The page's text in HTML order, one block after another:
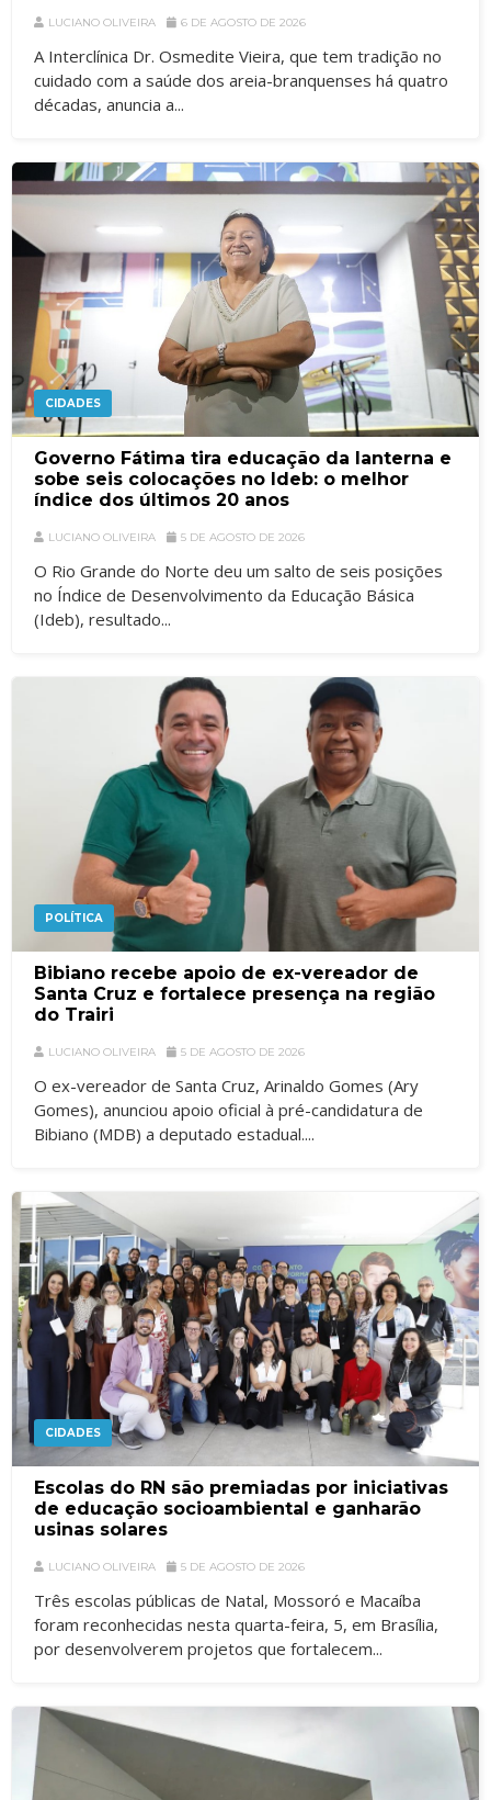
LUCIANO OLIVEIRA 6 DE AGOSTO DE 2026
A Interclínica Dr. Osmedite Vieira, que tem tradição no
cuidado com a saúde dos areia-branquenses há quatro
décadas, anuncia a...
CIDADES
Governo Fátima tira educação da lanterna e
sobe seis colocações no Ideb: o melhor
índice dos últimos 20 anos
LUCIANO OLIVEIRA 5 DE AGOSTO DE 2026
O Rio Grande do Norte deu um salto de seis posições
no Índice de Desenvolvimento da Educação Básica
(Ideb), resultado...
POLÍTICA
Bibiano recebe apoio de ex-vereador de
Santa Cruz e fortalece presença na região
do Trairi
LUCIANO OLIVEIRA 5 DE AGOSTO DE 2026
O ex-vereador de Santa Cruz, Arinaldo Gomes (Ary
Gomes), anunciou apoio oficial à pré-candidatura de
Bibiano (MDB) a deputado estadual....
CIDADES
Escolas do RN são premiadas por iniciativas
de educação socioambiental e ganharão
usinas solares
LUCIANO OLIVEIRA 5 DE AGOSTO DE 2026
Três escolas públicas de Natal, Mossoró e Macaíba
foram reconhecidas nesta quarta-feira, 5, em Brasília,
por desenvolverem projetos que fortalecem...